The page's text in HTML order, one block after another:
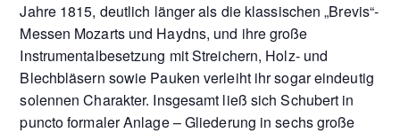
Jahre 1815, deutlich länger als die klassischen „Brevis“-
Messen Mozarts und Haydns, und ihre große
Instrumentalbesetzung mit Streichern, Holz- und
Blechbläsern sowie Pauken verleiht ihr sogar eindeutig
solennen Charakter. Insgesamt ließ sich Schubert in
puncto formaler Anlage – Gliederung in sechs große